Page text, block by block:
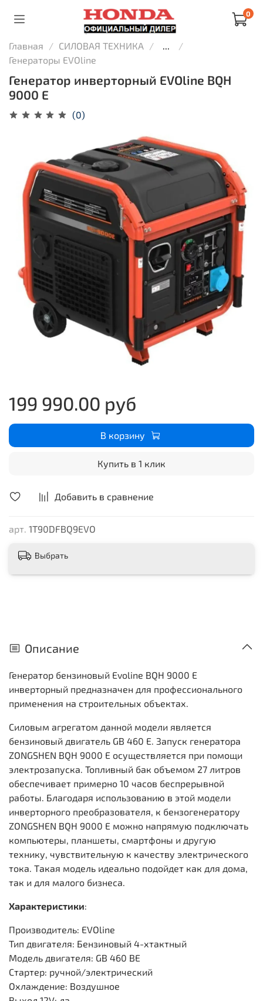
0
Главная СИЛОВАЯ ТЕХНИКА
...
Генераторы EVOline
Генератор инверторный EVOline BQH
9000 E
(0)
Добавить в сравнение
арт. 1T90DFBQ9EVO
199 990.00 руб
В корзину
Купить в 1 клик
Выбрать
Описание
Генератор бензиновый Evoline BQH 9000 E
инверторный предназначен для профессионального
применения на строительных объектах.
Силовым агрегатом данной модели является
бензиновый двигатель GB 460 E. Запуск генератора
ZONGSHEN BQH 9000 E осуществляется при помощи
электрозапуска. Топливный бак объемом 27 литров
обеспечивает примерно 10 часов беспрерывной
работы. Благодаря использованию в этой модели
инверторного преобразователя, к бензогенератору
ZONGSHEN BQH 9000 E можно напрямую подключать
компьютеры, планшеты, смартфоны и другую
технику, чувствительную к качеству электрического
тока. Такая модель идеально подойдет как для дома,
так и для малого бизнеса.
Характеристики:
Производитель: EVOline
Тип двигателя: Бензиновый 4-хтактный
Модель двигателя: GB 460 BE
Стартер: ручной/электрический
Охлаждение: Воздушное